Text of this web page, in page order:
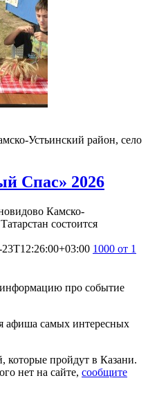
Устьинский район, село
Спас» 2026
Камско-
состоится
23T12:26:00+03:00 1000 от 1
про событие
афиша самых интересных
которые пройдут в Казани.
нет на сайте, сообщите